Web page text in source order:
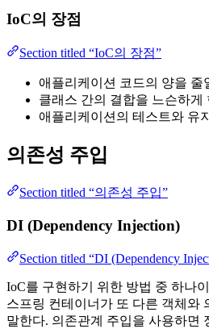
IoC의 장점
Section titled “IoC의 장점”
애플리케이션 코드의 양을 줄
클래스 간의 결합을 느슨하게
애플리케이션의 테스트와 유
의존성 주입
Section titled “의존성 주입”
DI (Dependency Injection)
Section titled “DI (Dependency
IoC를 구현하기 위한 방법 중 하나
스프링 컨테이너가 또 다른 객체와
말한다. 의존관계 주입을 사용하면